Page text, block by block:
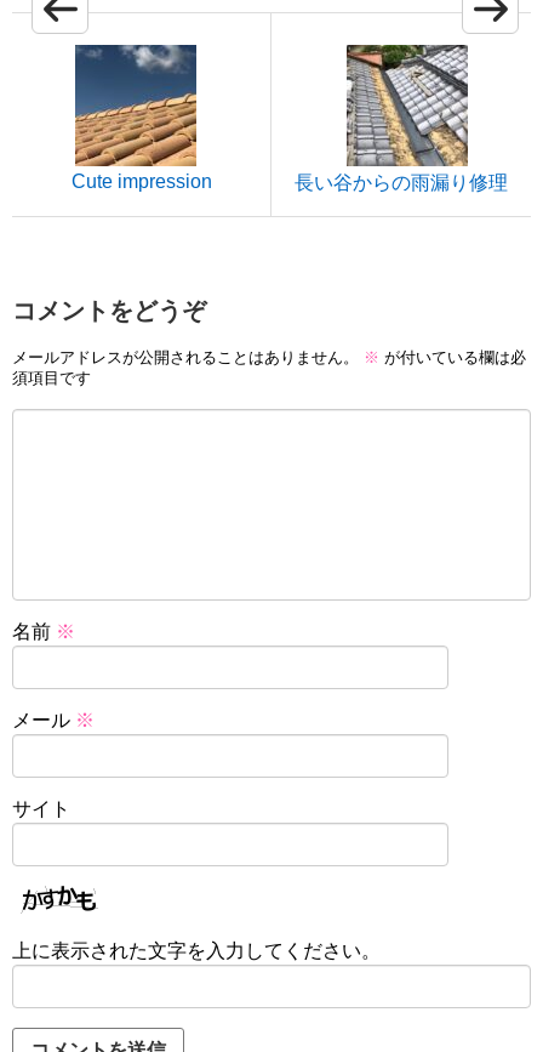
Cute impression 長い谷からの雨漏り修理
コメントをどうぞ
メールアドレスが公開されることはありません。 ※ が付いている欄は必
須項目です
名前 ※
メール ※
サイト
上に表示された文字を入力してください。